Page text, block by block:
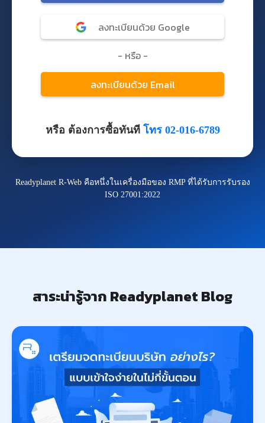
หรือ ต้องการซื้อทันที โทร 02-016-6789
Readyplanet R-Web คือหนึ่งในเครื่องมือของ RMP ที่ได้รับการรับรอง
ISO 27001:2022
สาระน่ารู้จาก Readyplanet Blog